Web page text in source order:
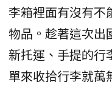
李箱裡面有沒有不
物品。趁著這次出
新托運、手提的行
單來收拾行李就萬